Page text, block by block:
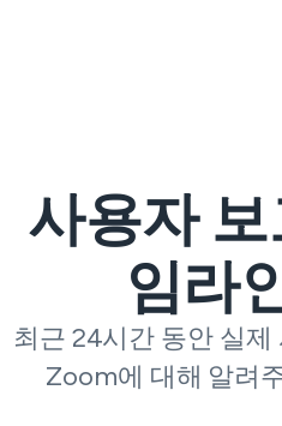
사용자
임라
최근 24시간 동안 실제
Zoom에 대해 알려